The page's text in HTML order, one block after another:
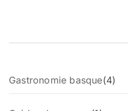
Gastronomie basque 44
p